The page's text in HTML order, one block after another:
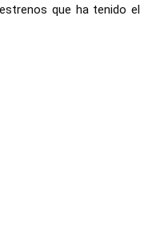
que ha tenido el